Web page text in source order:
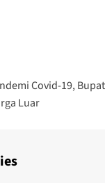
Covid-19,
Luar